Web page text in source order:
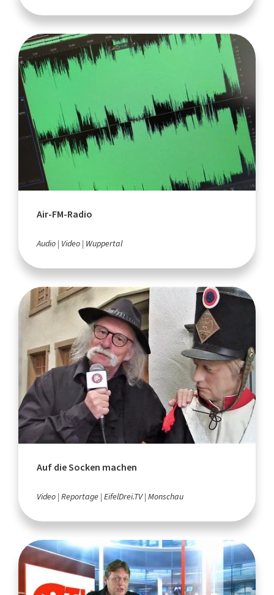
Air-FM-Radio
Audio Video Wuppertal
Auf die Socken machen
Video Reportage EifelDrei.TV Monschau